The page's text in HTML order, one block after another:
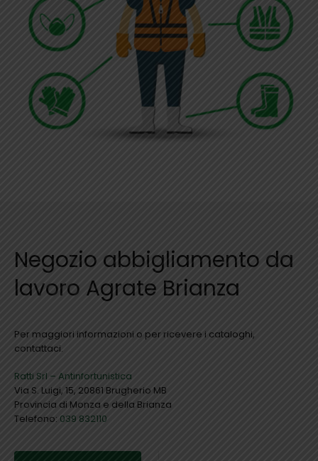
Negozio abbigliamento da
lavoro Agrate Brianza
Per maggiori informazioni o per ricevere i cataloghi,
contattaci.
Ratti Srl – Antinfortunistica
Via S. Luigi, 15, 20861 Brugherio MB
Provincia di Monza e della Brianza
Telefono: 039 832110